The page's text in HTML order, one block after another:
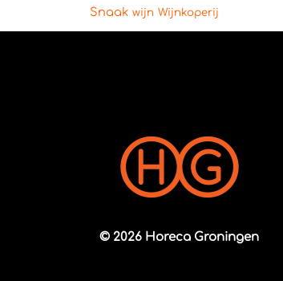
Snaak wijn Wijnkoperij
© 2026 Horeca Groningen